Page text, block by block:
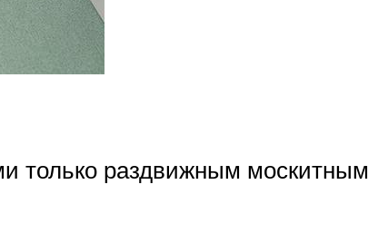
только раздвижным москитным